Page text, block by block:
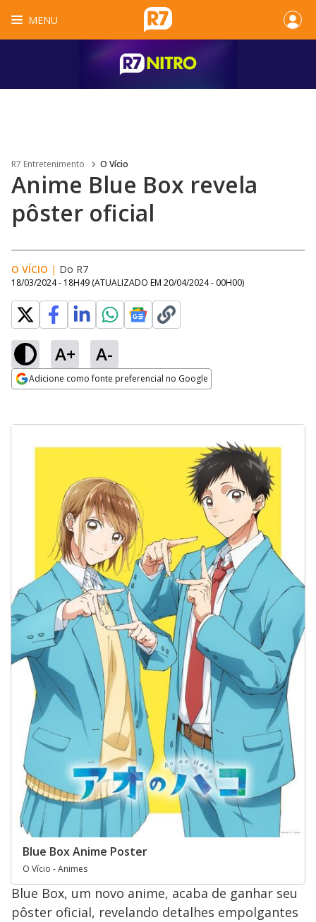
MENU
R7 Entretenimento O Vício
Anime Blue Box revela
pôster oficial
O VÍCIO | Do R7
18/03/2024 - 18H49 (ATUALIZADO EM 20/04/2024 - 00H00)
A+ A-
Adicione como fonte preferencial no Google
Blue Box Anime Poster
O Vício - Animes
Blue Box, um novo anime, acaba de ganhar seu
pôster oficial, revelando detalhes empolgantes